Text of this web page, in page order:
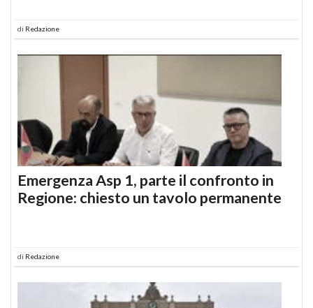
di Redazione
Emergenza Asp 1, parte il confronto in
Regione: chiesto un tavolo permanente
di Redazione